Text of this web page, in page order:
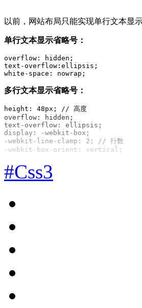
以前，网站布局只能实现单行文本显
单行文本显示省略号：
overflow: hidden;
text-overflow:ellipsis;
white-space: nowrap;
多行文本显示省略号：
height: 48px; // 高度
overflow: hidden;
text-overflow: ellipsis;
display: -webkit-box;
-webkit-line-clamp: 2; // 行数
-webkit-box-orient: vertical;
#Css3